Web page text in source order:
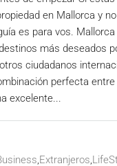
en Mallorca y
es para vos.
más deseados
ciudadanos
perfecta entre
excelente...
,Extranjeros,